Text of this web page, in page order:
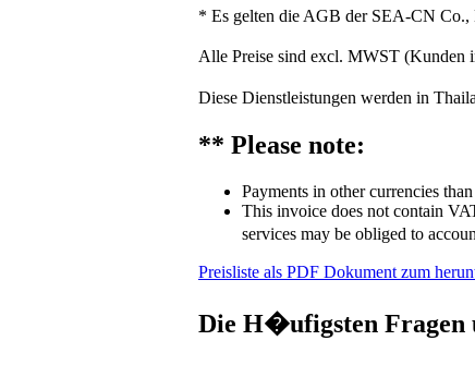
* Es gelten die AGB der SEA-CN Co.,
Alle Preise sind excl. MWST
Diese Dienstleistungen werden in
** Please note:
Payments in other currencies
This invoice does not contain
services may be obliged to
Preisliste als PDF Dokument zum
Die H�ufigsten Fragen